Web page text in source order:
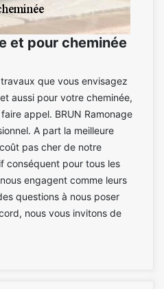
et pour cheminée
que vous envisagez
aussi pour votre cheminée,
appel. BRUN Ramonage
A part la meilleure
pas cher de notre
conséquent pour tous les
engagent comme leurs
questions à nous poser
nous vous invitons de